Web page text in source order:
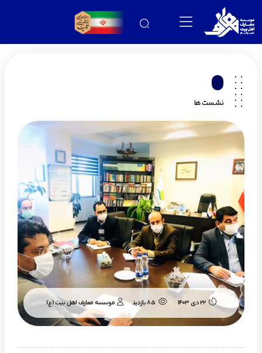
نشست ها
22 دی 1403 85 بازدید موسسه معارف اهل بیت (ع)